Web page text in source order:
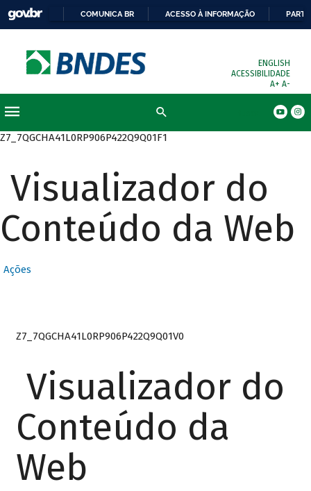
COMUNICA BR ACESSO À INFORMAÇÃO
ENGLISH
ACESSIBILIDADE
A+ A-
Z7_7QGCHA41L0RP906P422Q9Q01F1
Visualizador do
Conteúdo da Web
Ações
Z7_7QGCHA41L0RP906P422Q9Q01V0
Visualizador do
Conteúdo da
Web